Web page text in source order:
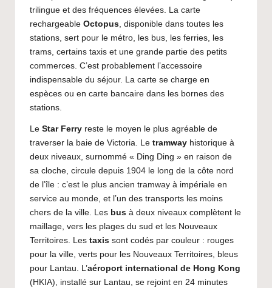
trilingue et des fréquences élevées. La carte
rechargeable Octopus , disponible dans toutes les
stations, sert pour le métro, les bus, les ferries, les
trams, certains taxis et une grande partie des petits
commerces. C’est probablement l’accessoire
indispensable du séjour. La carte se charge en
espèces ou en carte bancaire dans les bornes des
stations.
Le Star Ferry reste le moyen le plus agréable de
traverser la baie de Victoria. Le tramway historique à
deux niveaux, surnommé « Ding Ding » en raison de
sa cloche, circule depuis 1904 le long de la côte nord
de l’île : c’est le plus ancien tramway à impériale en
service au monde, et l’un des transports les moins
chers de la ville. Les bus à deux niveaux complètent le
maillage, vers les plages du sud et les Nouveaux
Territoires. Les taxis sont codés par couleur : rouges
pour la ville, verts pour les Nouveaux Territoires, bleus
pour Lantau. L’aéroport international de Hong Kong
(HKIA), installé sur Lantau, se rejoint en 24 minutes